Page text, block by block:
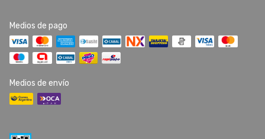
Medios de pago
Medios de envío